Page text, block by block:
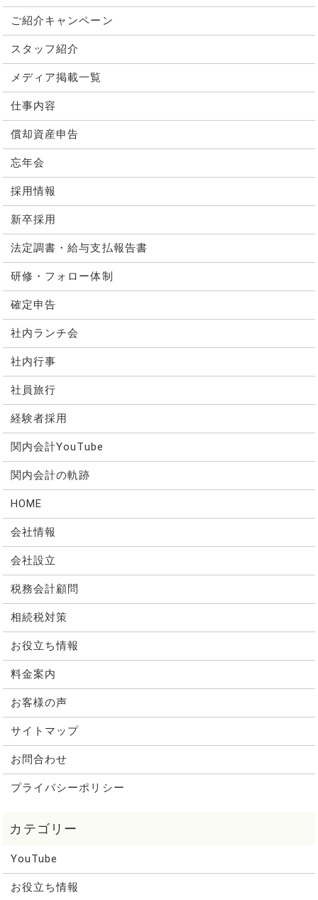
ご紹介キャンペーン
スタッフ紹介
メディア掲載一覧
仕事内容
償却資産申告
忘年会
採用情報
新卒採用
法定調書・給与支払報告書
研修・フォロー体制
確定申告
社内ランチ会
社内行事
社員旅行
経験者採用
関内会計YouTube
関内会計の軌跡
HOME
会社情報
会社設立
税務会計顧問
相続税対策
お役立ち情報
料金案内
お客様の声
サイトマップ
お問合わせ
プライバシーポリシー
YouTube
お役立ち情報